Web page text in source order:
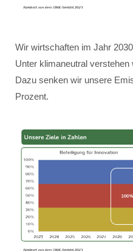
Wir wirtschaften im Jahr
Unter klimaneutral
Dazu senken wir unsere
Prozent.